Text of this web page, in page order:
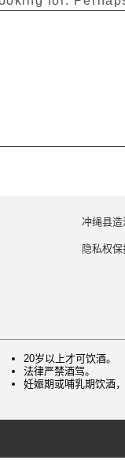
冲绳县
隐私权保
20岁以上才可饮酒。
法律严禁酒驾。
妊娠期或哺乳期饮酒